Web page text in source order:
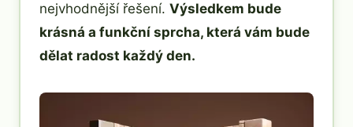
nejvhodnější řešení. Výsledkem bude
krásná a funkční sprcha, která vám bude
dělat radost každý den.